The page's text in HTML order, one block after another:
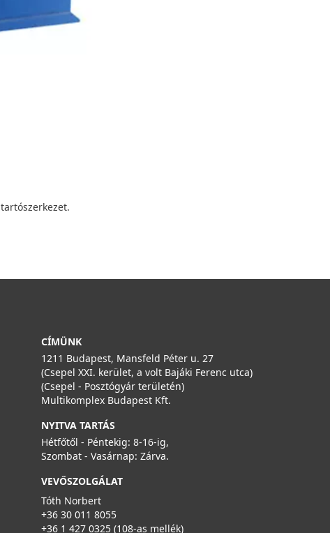
CÍMÜNK
1211 Budapest, Mansfeld Péter u. 27
(Csepel XXI. kerület, a volt Bajáki Ferenc utca)
(Csepel - Posztógyár területén)
Multikomplex Budapest Kft.
NYITVA TARTÁS
Hétfőtől - Péntekig: 8-16-ig,
Szombat - Vasárnap: Zárva.
VEVŐSZOLGÁLAT
Tóth Norbert
+36 30 011 8055
+36 1 427 0325 (108-as mellék)